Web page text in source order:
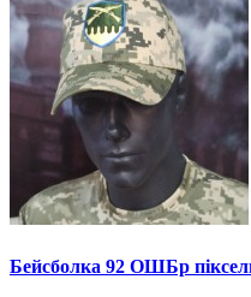
Бейсболка 92 ОШБр